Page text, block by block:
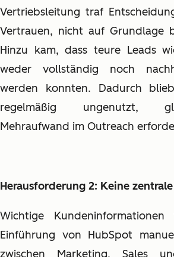
Vertriebsleitung traf
Vertrauen, nicht auf Grundlage
Hinzu kam, dass teure Leads
weder vollständig noch
werden konnten. Dadurch
regelmäßig ungenutzt,
Mehraufwand im Outreach
Herausforderung 2: Keine
Wichtige
Einführung von HubSpot
zwischen Marketing, Sales